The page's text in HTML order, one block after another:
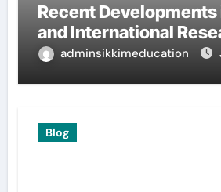
Recent
and International
adminsikkimeducation
Blog